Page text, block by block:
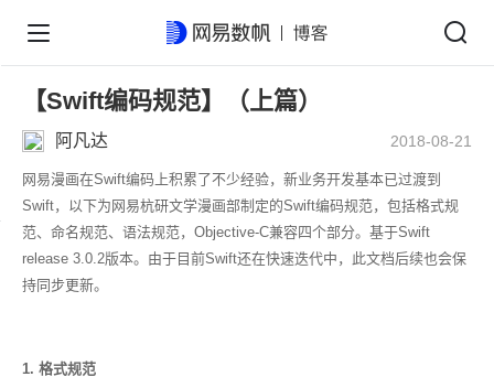
【Swift编码规范】（上篇）
阿凡达 2018-08-21
网易漫画在Swift编码上积累了不少经验，新业务开发基本已过渡到
Swift，以下为网易杭研文学漫画部制定的Swift编码规范，包括格式规
范、命名规范、语法规范，Objective-C兼容四个部分。基于Swift
release 3.0.2版本。由于目前Swift还在快速迭代中，此文档后续也会保
持同步更新。
1. 格式规范